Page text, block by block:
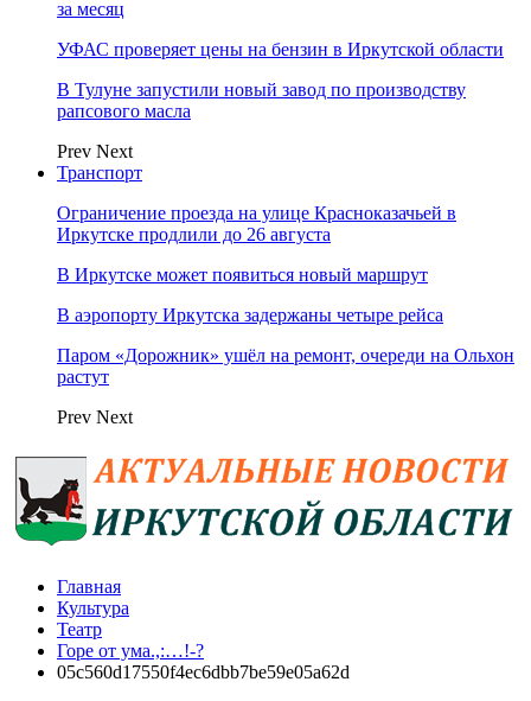
за месяц
УФАС проверяет цены на бензин в Иркутской области
В Тулуне запустили новый завод по производству
рапсового масла
Prev Next
Транспорт
Ограничение проезда на улице Красноказачьей в
Иркутске продлили до 26 августа
В Иркутске может появиться новый маршрут
В аэропорту Иркутска задержаны четыре рейса
Паром «Дорожник» ушёл на ремонт, очереди на Ольхон
растут
Prev Next
Главная
Культура
Театр
Горе от ума.,:…!-?
05c560d17550f4ec6dbb7be59e05a62d